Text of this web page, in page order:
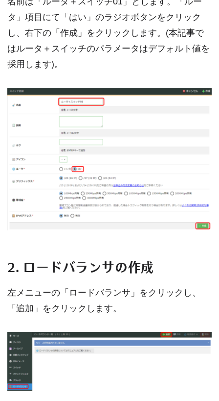
タ」項目にて「はい」のラジオボタンをクリック
し、右下の「作成」をクリックします。(本記事で
はルータ＋スイッチのパラメータはデフォルト値を
採用します)。
2. ロードバランサの作成
左メニューの「ロードバランサ」をクリックし、
「追加」をクリックします。